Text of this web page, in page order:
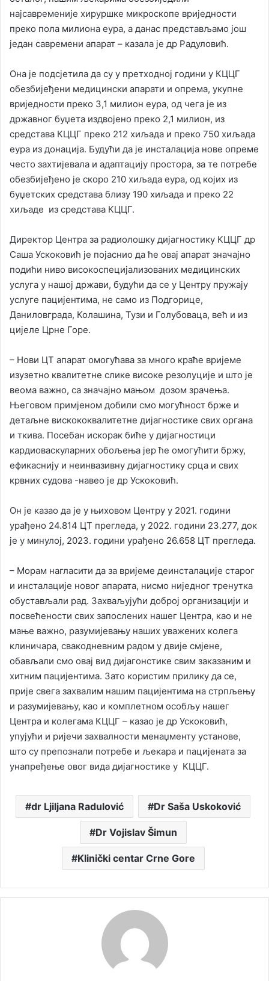
најсавременије хируршке микроскопе вриједности
преко пола милиона еура, а данас представљамо још
један савремени апарат – казала је др Радуловић.
Она је подсјетила да су у претходној години у КЦЦГ
обезбијеђени медицински апарати и опрема, укупне
вриједности преко 3,1 милион еура, од чега је из
државног буџета издвојено преко 2,1 милион, из
средстава КЦЦГ преко 212 хиљада и преко 750 хиљада
еура из донација. Будући да је инсталација нове опреме
често захтијевала и адаптацију простора, за те потребе
обезбијеђено је скоро 210 хиљада еура, од којих из
буџетских средстава близу 190 хиљада и преко 22
хиљаде из средстава КЦЦГ.
Директор Центра за радиолошку дијагностику КЦЦГ др
Саша Ускоковић је појаснио да ће овај апарат значајно
подићи ниво високоспецијализованих медицинских
услуга у нашој држави, будући да се у Центру пружају
услуге пацијентима, не само из Подгорице,
Даниловграда, Колашина, Тузи и Голубоваца, већ и из
цијеле Црне Горе.
– Нови ЦТ апарат омогућава за много краће вријеме
изузетно квалитетне слике високе резолуције и што је
веома важно, са значајно мањом дозом зрачења.
Његовом примјеном добили смо могућност брже и
детаљне вискококвалитетне дијагностике свих органа
и ткива. Посебан искорак биће у дијагностици
кардиоваскуларних обољења јер ће омогућити бржу,
ефикаснију и неинвазивну дијагностику срца и свих
крвних судова -навео је др Ускоковић.
Он је казао да је у њиховом Центру у 2021. години
урађено 24.814 ЦТ прегледа, у 2022. години 23.277, док
је у минулој, 2023. години урађено 26.658 ЦТ прегледа.
– Морам нагласити да за вријеме деинсталације старог
и инсталације новог апарата, нисмо ниједног тренутка
обустављали рад. Захваљујући доброј организацији и
посвећености свих запослених нашег Центра, као и не
мање важно, разумијевању наших уважених колега
клиничара, свакодневним радом у двије смјене,
обављали смо овај вид дијагонстике свим заказаним и
хитним пацијентима. Зато користим прилику да се,
прије свега захвалим нашим пацијентима на стрпљењу
и разумијевању, као и комплетном особљу нашег
Центра и колегама КЦЦГ – казао је др Ускоковић,
упујући и ријечи захвалности менаџменту установе,
што су препознали потребе и љекара и пацијената за
унапређење овог вида дијагностике у КЦЦГ.
dr Ljiljana Radulović Dr Saša Uskoković
Dr Vojislav Šimun
Klinički centar Crne Gore